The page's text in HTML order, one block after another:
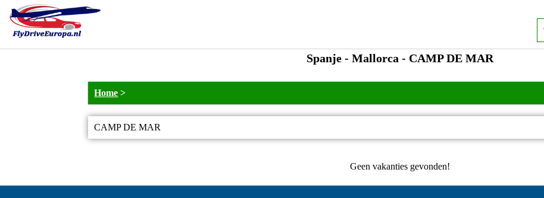
Spanje - Mallorca - CAMP DE MAR
Home >
CAMP DE MAR
Geen vakanties gevonden!